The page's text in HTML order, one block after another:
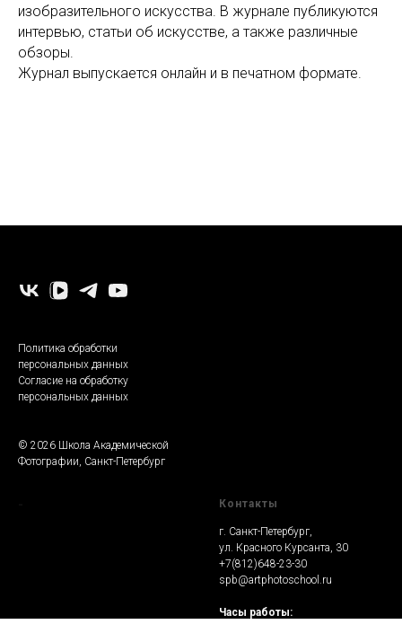
изобразительного искусства. В журнале публикуются
интервью, статьи об искусстве, а также различные
обзоры.
Журнал выпускается онлайн и в печатном формате.
Политика обработки
персональных данных
Согласие на обработку
персональных данных
© 2026 Школа Академической
Фотографии, Санкт-Петербург
Контакты
г. Санкт-Петербург,
ул. Красного Курсанта, 30
+7(812)648-23-30
spb@artphotoschool.ru
Часы работы: